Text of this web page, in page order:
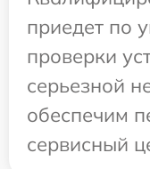
приедет по
проверки
серьезной
обеспечим
сервисный